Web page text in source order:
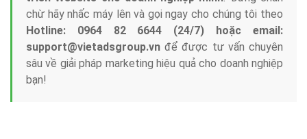
chừ hãy nhấc máy lên và gọi ngay cho chúng tôi theo
Hotline: 0964 82 6644 (24/7) hoặc email:
support@vietadsgroup.vn để được tư vấn chuyên
sâu về giải pháp marketing hiệu quả cho doanh nghiệp
bạn!